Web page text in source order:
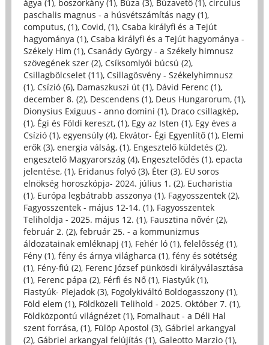
ágya (1), boszorkány (1), Búza (3), Búzavető (1), circulus
paschalis magnus - a húsvétszámítás nagy (1),
computus, (1), Covid, (1), Csaba királyfi és a Tejút
hagyománya (1), Csaba királyfi és a Tejút hagyománya -
Székely Him (1), Csanády György - a Székely himnusz
szövegének szer (2), Csíksomlyói búcsú (2),
Csillagbölcselet (11), Csillagösvény - Székelyhimnusz
(1), Csízió (6), Damaszkuszi út (1), Dávid Ferenc (1),
december 8. (2), Descendens (1), Deus Hungarorum, (1),
Dionysius Exiguus - anno domini (1), Draco csillagkép,
(1), Égi és Földi kereszt, (1), Egy az Isten (1), Egy éves a
Csízió (1), egyensúly (4), Ekvátor- Égi Egyenlítő (1), Elemi
erők (3), energia válság, (1), Engesztelő küldetés (2),
engesztelő Magyarország (4), Engesztelődés (1), epacta
jelentése, (1), Eridanus folyó (3), Éter (3), EU soros
elnökség horoszkópja- 2024. július 1. (2), Eucharistia
(1), Európa legbátrabb asszonya (1), Fagyosszentek (2),
Fagyosszentek - május 12-14. (1), Fagyosszentek
Teliholdja - 2025. május 12. (1), Fausztina nővér (2),
február 2. (2), február 25. - a kommunizmus
áldozatainak emléknapj (1), Fehér ló (1), felelősség (1),
Fény (1), fény és árnya világharca (1), fény és sötétség
(1), Fény-fiú (2), Ferenc József pünkösdi királyválasztása
(1), Ferenc pápa (2), Férfi és Nő (1), Fiastyúk (1),
Fiastyúk- Plejadok (3), Fogolykiváltó Boldogasszony (1),
Föld elem (1), Földközeli Telihold - 2025. Október 7. (1),
Földközpontú világnézet (1), Fomalhaut - a Déli Hal
szent forrása, (1), Fülöp Apostol (3), Gábriel arkangyal
(2), Gábriel arkangyal felújítás (1), Galeotto Marzio (1),